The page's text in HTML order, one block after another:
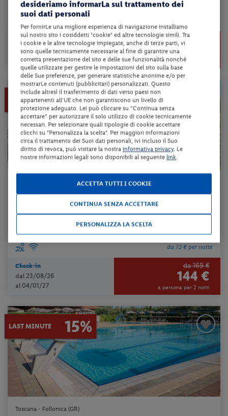
Check-in
dal 19/08/26
al 30/10/26
da 245 €
196 €
a persona per 2 notti
LAST MINUTE 15%
Lombardia - Moniga del Garda (BS)
mezza pensione + utilizzo della piscina scoperta
da 72 € per notte
Check-in
dal 23/08/26
al 04/01/27
da 169 €
144 €
a persona per 2 notti
LAST MINUTE 15%
Toscana - Follonica (GR)
desideriamo informarLa sul trattamento dei
suoi dati personali
Per fornirLe una migliore esperienza di navigazione installiamo
sul nostro sito i cosiddetti "cookie" ed altre tecnologie simili. Tra
i cookie e le altre tecnologie impiegate, anche di terze parti, vi
sono quelle tecnicamente necessarie al fine di garantire una
corretta presentazione del sito e delle sue funzionalità nonché
quelle utilizzate per gestire le impostazioni del sito sulla base
delle Sue preferenze, per generare statistiche anonime e/o per
mostrarLe contenuti (pubblicitari) personalizzati. Questo
include altresì il trasferimento di dati verso paesi non
appartenenti all'UE che non garantiscono un livello di
protezione adeguato. Lei può cliccare su “Continua senza
accettare” per autorizzare il solo utilizzo di cookie tecnicamente
necessari. Per selezionare quali tipologie di cookie accettare
clicchi su "Personalizza la scelta". Per maggiori informazioni
circa il trattamento dei Suoi dati personali, ivi incluso il Suo
diritto di revoca, può visitare la nostra informativa privacy. Le
nostre informazioni legali sono disponibili al seguente link.
ACCETTA TUTTI I COOKIE
CONTINUA SENZA ACCETTARE
PERSONALIZZA LA SCELTA